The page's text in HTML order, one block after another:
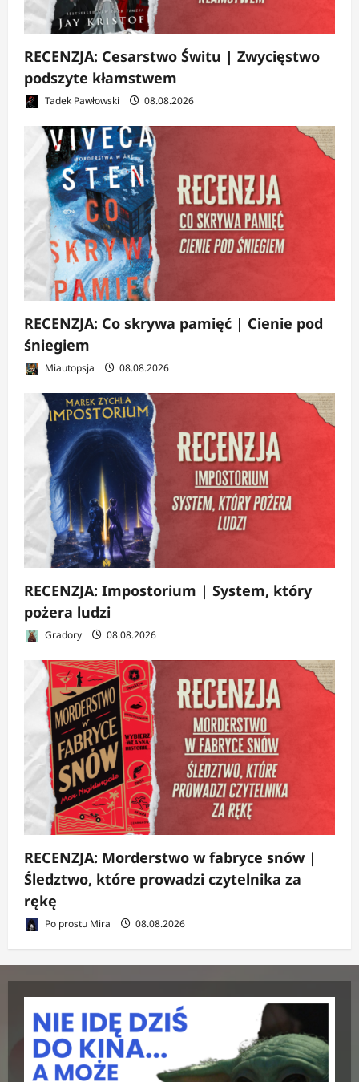
RECENZJA: Cesarstwo Świtu | Zwycięstwo
podszyte kłamstwem
Tadek Pawłowski 08.08.2026
RECENZJA: Co skrywa pamięć | Cienie pod
śniegiem
Miautopsja 08.08.2026
RECENZJA: Impostorium | System, który
pożera ludzi
Gradory 08.08.2026
RECENZJA: Morderstwo w fabryce snów |
Śledztwo, które prowadzi czytelnika za
rękę
Po prostu Mira 08.08.2026